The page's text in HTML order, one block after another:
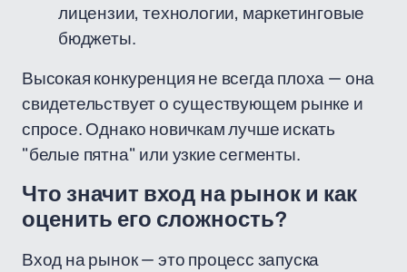
лицензии, технологии, маркетинговые
бюджеты.
Высокая конкуренция не всегда плоха — она
свидетельствует о существующем рынке и
спросе. Однако новичкам лучше искать
"белые пятна" или узкие сегменты.
Что значит вход на рынок и как
оценить его сложность?
Вход на рынок — это процесс запуска